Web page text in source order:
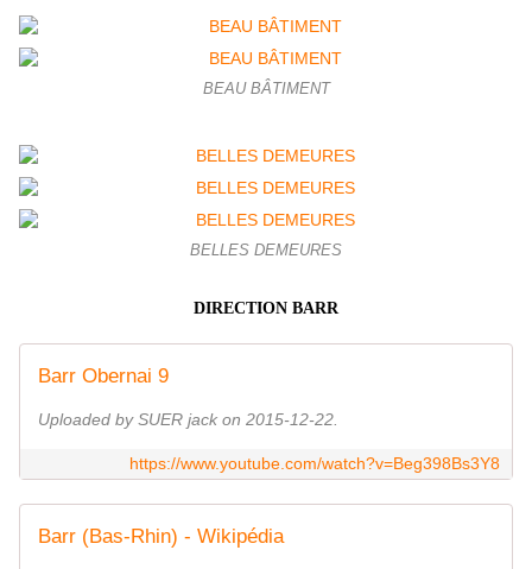
BEAU BÂTIMENT
BELLES DEMEURES
DIRECTION BARR
Barr Obernai 9
Uploaded by SUER jack on 2015-12-22.
https://www.youtube.com/watch?v=Beg398Bs3Y8
Barr (Bas-Rhin) - Wikipédia